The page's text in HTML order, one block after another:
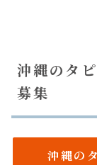
沖縄のタ
募集
沖縄の